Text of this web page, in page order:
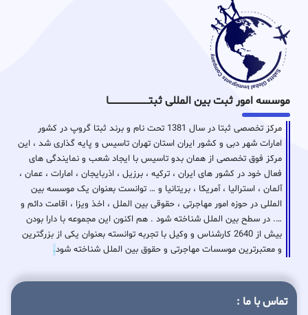
موسسه امور ثبت بین المللی ثبتـــــــــــــــــــــــــــــا
مرکز تخصصی ثبتا در سال 1381 تحت نام و برند ثبتا گروپ در کشور
امارات شهر دبی و کشور ایران استان تهران تاسیس و پایه گذاری شد ، این
مرکز فوق تخصصی از همان بدو تاسیس با ایجاد شعب و نمایندگی های
فعال خود در کشور های ایران ، ترکیه ، برزیل ، اذربایجان ، امارات ، عمان ،
آلمان ، استرالیا ، آمریکا ، بریتانیا و … توانست بعنوان یک موسسه بین
المللی در حوزه امور مهاجرتی ، حقوقی بین الملل ، اخذ ویزا ، اقامت دائم و
…. در سطح بین الملل شناخته شود . هم اکنون این مجموعه با دارا بودن
بیش از 2640 کارشناس و وکیل با تجربه توانسته بعنوان یکی از بزرگترین
و معتبرترین موسسات مهاجرتی و حقوق بین الملل شناخته شود.
تماس با ما :